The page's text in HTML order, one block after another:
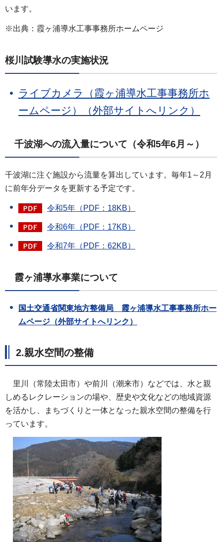
います。
※出典：霞ヶ浦導水工事事務所ホームページ
桜川試験導水の実施状況
ライブカメラ（霞ヶ浦導水工事事務所ホ
ームページ）（外部サイトへリンク）
千波湖への流入量について（令和5年6月～）
千波湖に注ぐ施設から流量を算出しています。毎年1～2月
に前年分データを更新する予定です。
令和5年（PDF：18KB）
令和6年（PDF：17KB）
令和7年（PDF：62KB）
霞ヶ浦導水事業について
国土交通省関東地方整備局 霞ヶ浦導水工事事務所ホー
ムページ（外部サイトへリンク）
2.親水空間の整備
里川（常陸太田市）や前川（潮来市）などでは、水と親
しめるレクレーションの場や、歴史や文化などの地域資源
を活かし、まちづくりと一体となった親水空間の整備を行
っています。